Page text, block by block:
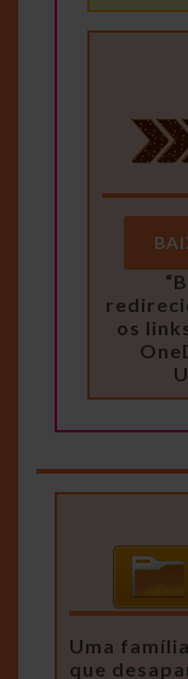
os
Uma
que